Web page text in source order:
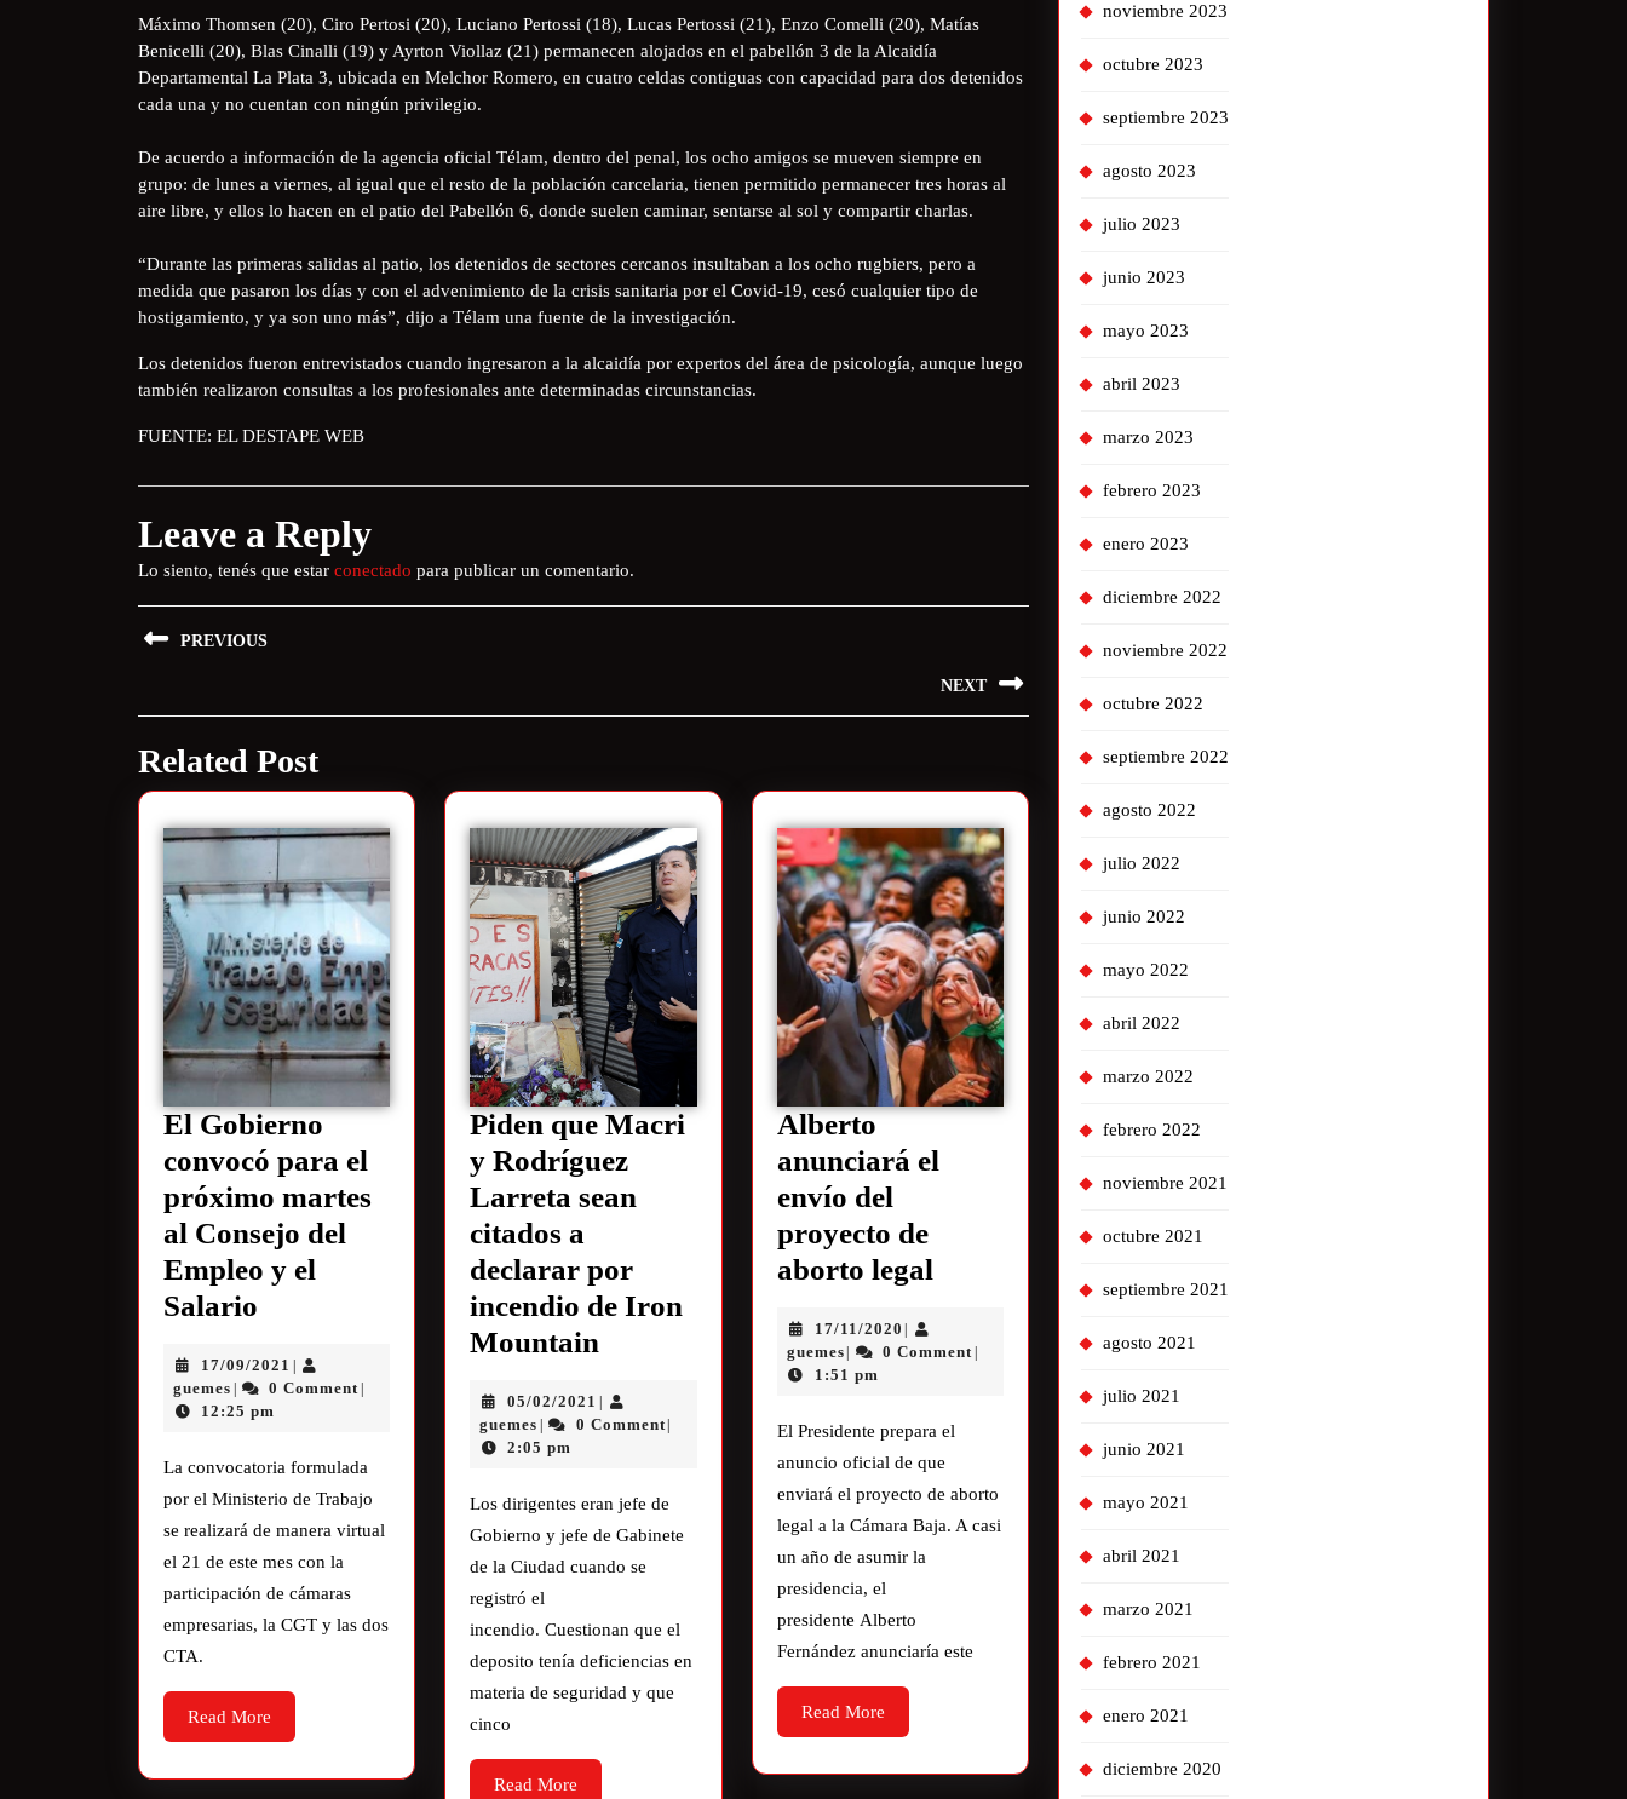
Máximo Thomsen (20), Ciro Pertosi (20), Luciano Pertossi (18), Lucas Pertossi (21), Enzo Comelli (20), Matías
Benicelli (20), Blas Cinalli (19) y Ayrton Viollaz (21) permanecen alojados en el pabellón 3 de la Alcaidía
Departamental La Plata 3, ubicada en Melchor Romero, en cuatro celdas contiguas con capacidad para dos detenidos
cada una y no cuentan con ningún privilegio.
De acuerdo a información de la agencia oficial Télam, dentro del penal, los ocho amigos se mueven siempre en
grupo: de lunes a viernes, al igual que el resto de la población carcelaria, tienen permitido permanecer tres horas al
aire libre, y ellos lo hacen en el patio del Pabellón 6, donde suelen caminar, sentarse al sol y compartir charlas.
“Durante las primeras salidas al patio, los detenidos de sectores cercanos insultaban a los ocho rugbiers, pero a
medida que pasaron los días y con el advenimiento de la crisis sanitaria por el Covid-19, cesó cualquier tipo de
hostigamiento, y ya son uno más”, dijo a Télam una fuente de la investigación.
Los detenidos fueron entrevistados cuando ingresaron a la alcaidía por expertos del área de psicología, aunque luego
también realizaron consultas a los profesionales ante determinadas circunstancias.
FUENTE: EL DESTAPE WEB
Leave a Reply
Lo siento, tenés que estar conectado para publicar un comentario.
PREVIOUS
NEXT
Related Post
El Gobierno
convocó para el
próximo martes
al Consejo del
Empleo y el
Salario
17/09/2021
guemes 0 Comment
12:25 pm
La convocatoria formulada
por el Ministerio de Trabajo
se realizará de manera virtual
el 21 de este mes con la
participación de cámaras
empresarias, la CGT y las dos
CTA.
Read More
Piden que Macri
y Rodríguez
Larreta sean
citados a
declarar por
incendio de Iron
Mountain
05/02/2021
guemes 0 Comment
2:05 pm
Los dirigentes eran jefe de
Gobierno y jefe de Gabinete
de la Ciudad cuando se
registró el
incendio. Cuestionan que el
deposito tenía deficiencias en
materia de seguridad y que
cinco
Read More
Alberto
anunciará el
envío del
proyecto de
aborto legal
17/11/2020
guemes 0 Comment
1:51 pm
El Presidente prepara el
anuncio oficial de que
enviará el proyecto de aborto
legal a la Cámara Baja. A casi
un año de asumir la
presidencia, el
presidente Alberto
Fernández anunciaría este
Read More
noviembre 2023
octubre 2023
septiembre 2023
agosto 2023
julio 2023
junio 2023
mayo 2023
abril 2023
marzo 2023
febrero 2023
enero 2023
diciembre 2022
noviembre 2022
octubre 2022
septiembre 2022
agosto 2022
julio 2022
junio 2022
mayo 2022
abril 2022
marzo 2022
febrero 2022
noviembre 2021
octubre 2021
septiembre 2021
agosto 2021
julio 2021
junio 2021
mayo 2021
abril 2021
marzo 2021
febrero 2021
enero 2021
diciembre 2020